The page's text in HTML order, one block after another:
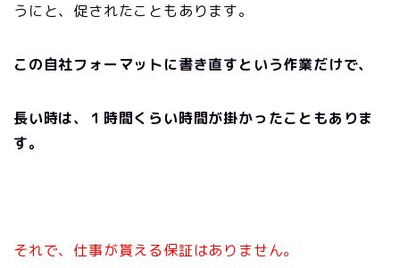
うにと、促されたこともあります。
この自社フォーマットに書き直すという作業だけで、
長い時は、１時間くらい時間が掛かったこともありま
す。
それで、仕事が貰える保証はありません。